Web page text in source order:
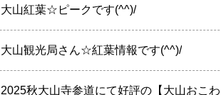
大山紅葉☆ピークです(^^)/
大山観光局さん☆紅葉情報です(^^)/
2025秋大山寺参道にて好評の【大山おこ